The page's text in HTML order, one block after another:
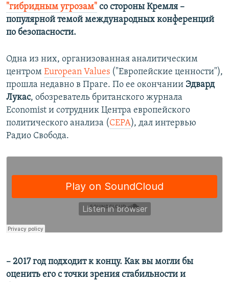
"гибридным угрозам" со стороны Кремля –
популярной темой международных конференций
по безопасности.
Одна из них, организованная аналитическим
центром European Values ("Европейские ценности"),
прошла недавно в Праге. По ее окончании Эдвард
Лукас, обозреватель британского журнала
Economist и сотрудник Центра европейского
политического анализа (СЕРА), дал интервью
Радио Свобода.
– 2017 год подходит к концу. Как вы могли бы
оценить его с точки зрения стабильности и